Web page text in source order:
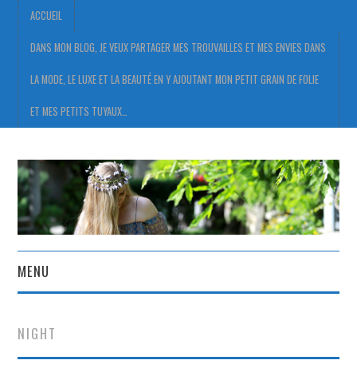
ACCUEIL
DANS MON BLOG, JE VEUX PARTAGER MES TROUVAILLES ET MES ENVIES DANS
LA MODE, LE LUXE ET LA BEAUTÉ EN Y AJOUTANT MON PETIT GRAIN DE FOLIE
ET MES PETITS TUYAUX…
MENU
NIGHT